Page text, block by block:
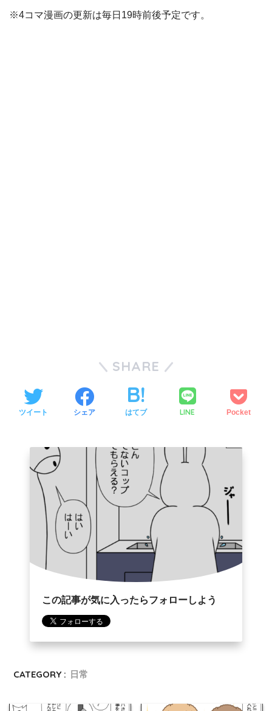
※4コマ漫画の更新は毎日19時前後予定です。
SHARE
ツイート シェア はてブ LINE Pocket
この記事が気に入ったらフォローしよう
CATEGORY : 日常